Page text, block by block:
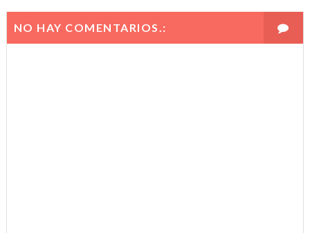
NO HAY COMENTARIOS.: